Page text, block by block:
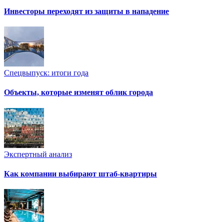
Инвесторы переходят из защиты в нападение
Спецвыпуск: итоги года
Объекты, которые изменят облик города
Экспертный анализ
Как компании выбирают штаб-квартиры